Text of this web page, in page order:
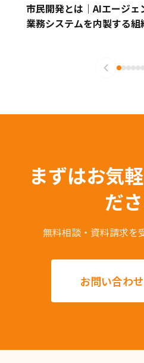
市民開発とは｜AIエージ
業務システムを内製する
まずはお気
だ
無料相談・資料請求を
お問い合わ